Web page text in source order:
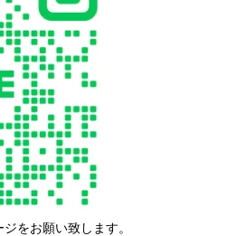
をお願い致します。